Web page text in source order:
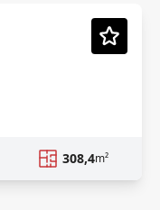
Em Construção
308,4m²